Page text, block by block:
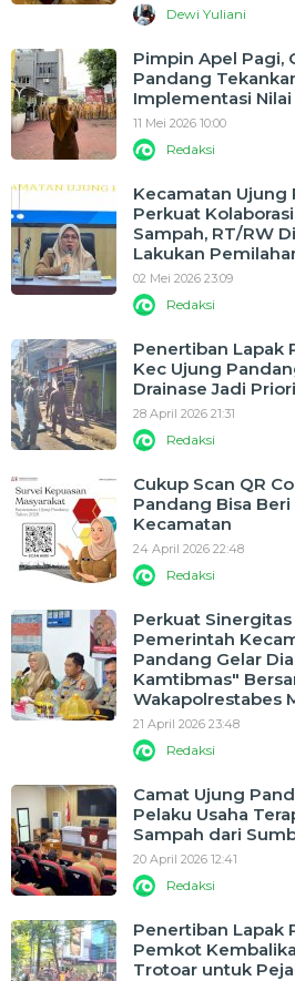
Dewi Yuliani
Pimpin Apel Pagi,
Pandang
Implementasi Nilai
11 Mei 2026 10:00
Redaksi
Kecamatan Ujung
Perkuat
Sampah, RT/RW
Lakukan
02 Mei 2026 23:09
Redaksi
Penertiban Lapak
Kec Ujung
Drainase Jadi
28 April 2026 21:31
Redaksi
Cukup Scan QR
Pandang Bisa
Kecamatan
24 April 2026 22:48
Redaksi
Perkuat
Pemerintah
Pandang Gelar
Kamtibmas"
Wakapolrestabes
21 April 2026 23:48
Redaksi
Camat Ujung
Pelaku Usaha
Sampah dari
20 April 2026 12:41
Redaksi
Penertiban Lapak
Pemkot
Trotoar untuk